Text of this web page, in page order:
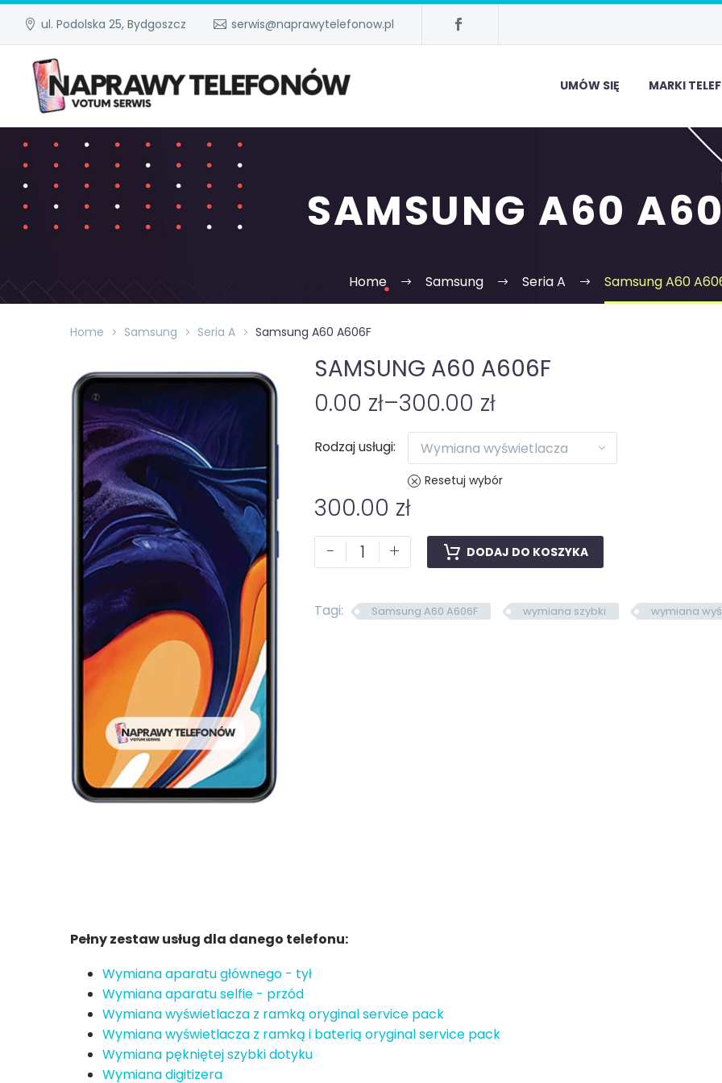
ul. Podolska 25, Bydgoszcz serwis@naprawytelefonow.pl
UMÓW SIĘ MARKI
SAMSUNG A60
Home Samsung Seria A Samsung A60
Home Samsung Seria A Samsung A60 A606F
SAMSUNG A60 A606F
0.00 zł–300.00 zł
Rodzaj usługi Wymiana wyświetlacza
Resetuj wybór
300.00 zł
- + DODAJ DO KOSZYKA
Tagi: Samsung A60 A606F wymiana szybki wymiana
Pełny zestaw usług dla danego telefonu:
Wymiana aparatu głównego - tył
Wymiana aparatu selfie - przód
Wymiana wyświetlacza z ramką oryginal service pack
Wymiana wyświetlacza z ramką i baterią oryginal service pack
Wymiana pękniętej szybki dotyku
Wymiana digitizera